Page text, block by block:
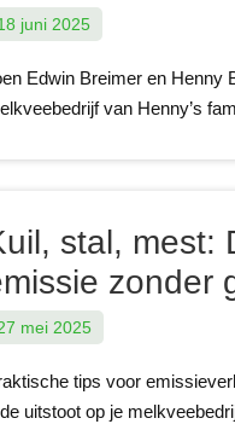
juni 2025
Edwin Breimer en Henny
van Henny’s
stal, mest:
zonder
mei 2025
tips voor
uitstoot op je